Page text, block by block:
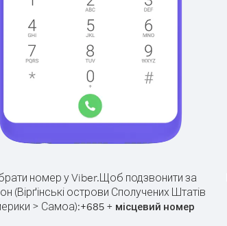
номер у Viber.Щоб подзвонити за
(Вірґінські острови Сполучених Штатів
> Самоа):+685+ місцевий номер